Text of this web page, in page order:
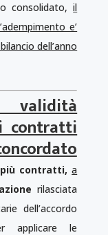
consolidato,il
e’
dell’anno
contratti
contratti,a
rilasciata
dell’accordo
applicare le